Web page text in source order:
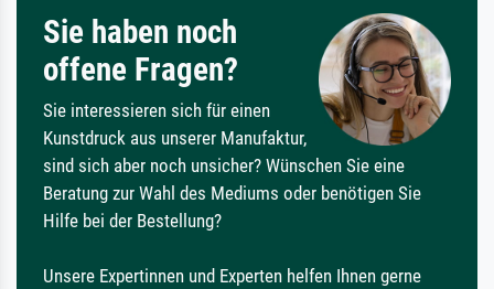
Sie haben noch
offene Fragen?
Sie interessieren sich für einen
Kunstdruck aus unserer Manufaktur,
sind sich aber noch unsicher? Wünschen Sie eine
Beratung zur Wahl des Mediums oder benötigen Sie
Hilfe bei der Bestellung?
Unsere Expertinnen und Experten helfen Ihnen gerne